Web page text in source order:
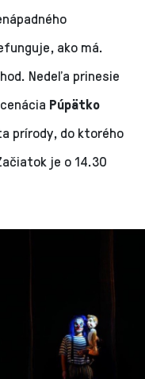
ako má.
Nedeľa prinesie
Púpätko
prírody, do ktorého
je o 14.30